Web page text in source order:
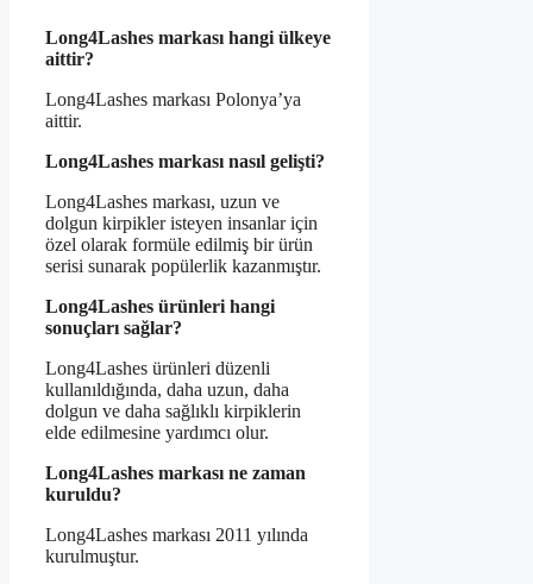
Long4Lashes markası hangi ülkeye
aittir?
Long4Lashes markası Polonya’ya
aittir.
Long4Lashes markası nasıl gelişti?
Long4Lashes markası, uzun ve
dolgun kirpikler isteyen insanlar için
özel olarak formüle edilmiş bir ürün
serisi sunarak popülerlik kazanmıştır.
Long4Lashes ürünleri hangi
sonuçları sağlar?
Long4Lashes ürünleri düzenli
kullanıldığında, daha uzun, daha
dolgun ve daha sağlıklı kirpiklerin
elde edilmesine yardımcı olur.
Long4Lashes markası ne zaman
kuruldu?
Long4Lashes markası 2011 yılında
kurulmuştur.